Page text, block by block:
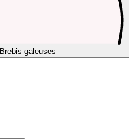
Brebis galeuses